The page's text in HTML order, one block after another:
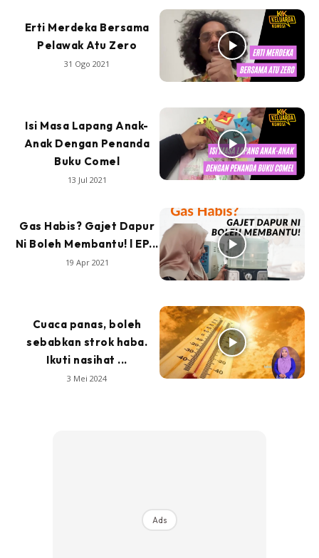
Erti Merdeka Bersama
Pelawak Atu Zero
31 Ogo 2021
Isi Masa Lapang Anak-
Anak Dengan Penanda
Buku Comel
13 Jul 2021
Gas Habis? Gajet Dapur
Ni Boleh Membantu! l EP...
19 Apr 2021
Cuaca panas, boleh
sebabkan strok haba.
Ikuti nasihat ...
3 Mei 2024
Ads